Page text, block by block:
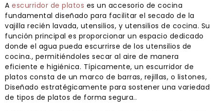
A escurridor de platos es un accesorio de cocina
fundamental diseñado para facilitar el secado de la
vajilla recién lavada, utensilios, y utensilios de cocina. Su
función principal es proporcionar un espacio dedicado
donde el agua pueda escurrirse de los utensilios de
cocina., permitiéndoles secar al aire de manera
eficiente e higiénica. Típicamente, un escurridor de
platos consta de un marco de barras, rejillas, o listones,
Diseñado estratégicamente para sostener una variedad
de tipos de platos de forma segura..